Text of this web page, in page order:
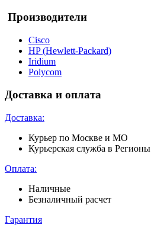
Производители
Cisco
HP (Hewlett-Packard)
Iridium
Polycom
Доставка и оплата
Доставка:
Курьер по Москве и МО
Курьерская служба в Регионы
Оплата:
Наличные
Безналичный расчет
Гарантия